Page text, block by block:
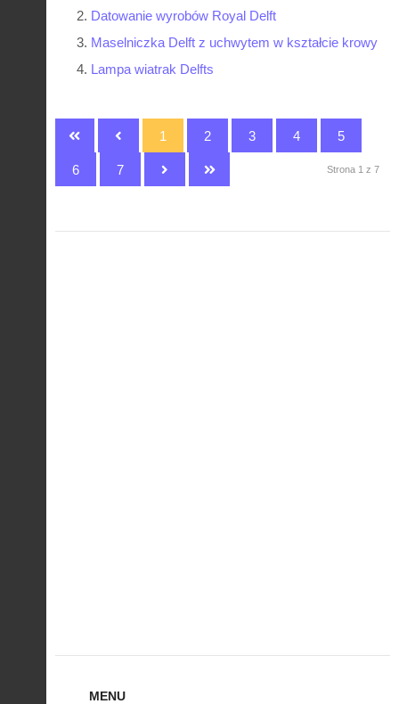
Datowanie wyrobów Royal Delft
Maselniczka Delft z uchwytem w kształcie krowy
Lampa wiatrak Delfts
1 2 3 4 5
6 7 Strona 1 z 7
MENU